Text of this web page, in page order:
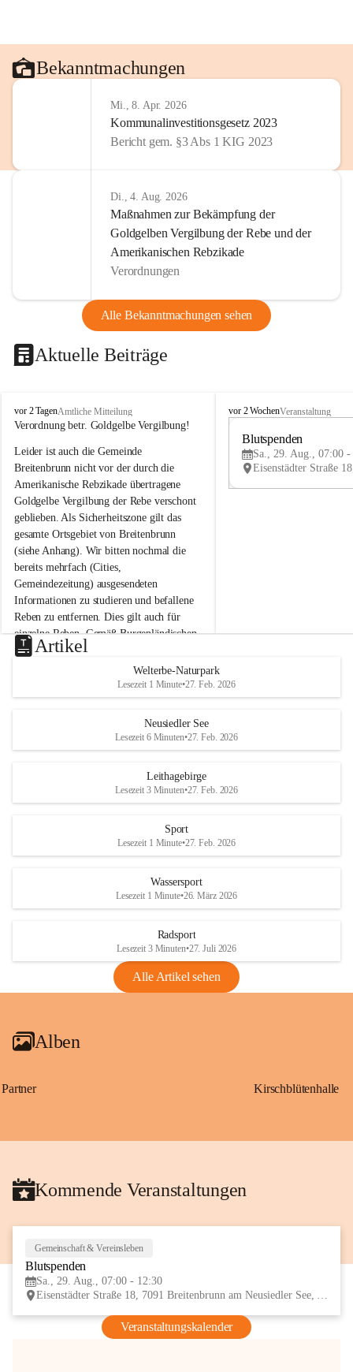
Bekanntmachungen
Mi., 8. Apr. 2026
Kommunalinvestitionsgesetz 2023
Bericht gem. §3 Abs 1 KIG 2023
Di., 4. Aug. 2026
Maßnahmen zur Bekämpfung der
Goldgelben Vergilbung der Rebe und der
Amerikanischen Rebzikade
Verordnungen
Alle Bekanntmachungen sehen
Aktuelle Beiträge
B
r
i
t
e
n
b
r
u
n
n
a
m
N
e
u
s
d
S
vor 2 TagenAmtliche Mitteilung
Verordnung betr. Goldgelbe Vergilbung!
Leider ist auch die Gemeinde
Breitenbrunn nicht vor der durch die
Amerikanische Rebzikade übertragene
Goldgelbe Vergilbung der Rebe verschont
geblieben. Als Sicherheitszone gilt das
gesamte Ortsgebiet von Breitenbrunn
(siehe Anhang). Wir bitten nochmal die
bereits mehrfach (Cities,
Gemeindezeitung) ausgesendeten
Informationen zu studieren und befallene
Reben zu entfernen. Dies gilt auch für
einzelne Reben. Gemäß Burgenländischen
Weinbaugesetz sind nicht gepflegte oder
unzulässige Weingärten zu roden! Bitte
helfen wir zusammen um unsere Winzer
vor den prognostizierten Ernteausfällen
und den daraus folgenden wirtschaftlichen
Maßnahmen zur Bekämpfung
Rebe und der Amerikanischen
Anhang VBl. EU Nr. 18
1 Seite•1,4 MB
VBl. EU Nr. 18_2026
B
e
u
e
d
r
S
vor 2 WochenVeranstaltung
Blutspenden
Sa., 29. Aug., 07:00 -
Artikel
Welterbe-Naturpark
Lesezeit 1 Minute•27. Feb. 2026
Neusiedler See
Lesezeit 6 Minuten•27. Feb. 2026
Leithagebirge
Lesezeit 3 Minuten•27. Feb. 2026
Sport
Lesezeit 1 Minute•27. Feb. 2026
Wassersport
Lesezeit 1 Minute•26. März 2026
Radsport
Lesezeit 3 Minuten•27. Juli 2026
Alle Artikel sehen
Alben
Partner Kirschblütenhalle
Kommende Veranstaltungen
Gemeinschaft & Vereinsleben
Blutspenden
Sa., 29. Aug., 07:00 - 12:30
Eisenstädter Straße 18, 7091 Breitenbrunn am Neusiedler See, AUT
Veranstaltungskalender